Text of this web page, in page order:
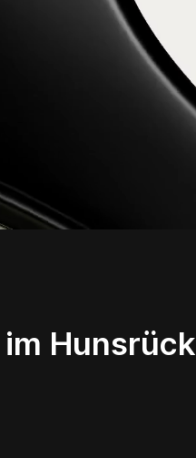
Hunsrück